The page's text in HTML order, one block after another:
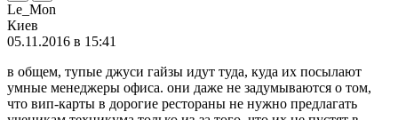
Le_Mon
Киев
05.11.2016 в 15:41
в общем, тупые джуси гайзы идут туда, куда их посылают
умные менеджеры офиса. они даже не задумываются о том,
что вип-карты в дорогие рестораны не нужно предлагать